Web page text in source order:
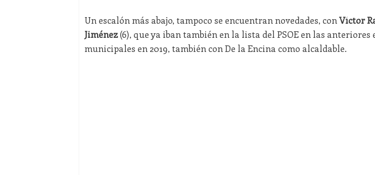
Un escalón más abajo, tampoco se encuentran novedades, conVíctor
Jiménez(6), que ya iban también en la lista del PSOE en las anteriores
municipales en 2019, también con De la Encina como alcaldable.